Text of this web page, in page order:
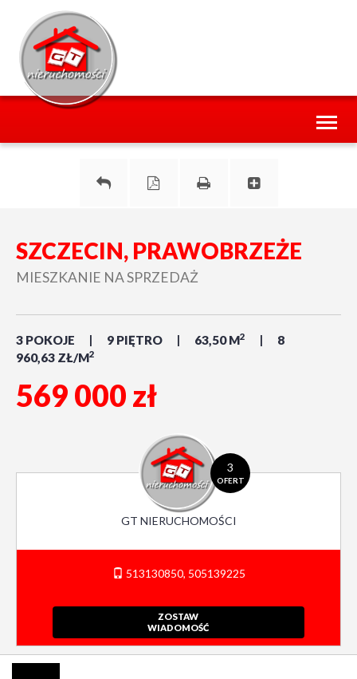
SZCZECIN, PRAWOBRZEŻE
MIESZKANIE NA SPRZEDAŻ
3 POKOJE 9 PIĘTRO 63,50 M2
8
960,63 ZŁ/M2
569 000 zł
3
OFERT
GT NIERUCHOMOŚCI
513130850, 505139225
ZOSTAW
WIADOMOŚĆ